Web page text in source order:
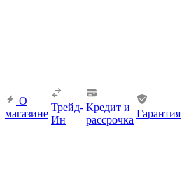
О
магазине
Трейд-
Ин
Кредит и
рассрочка
Гарантия